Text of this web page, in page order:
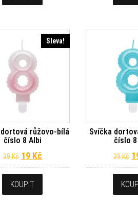
Kč.
Sleva!
růžovo-bílá
číslo 8 Albi
39Kč Původní cena byla: 39 Kč.
19 KčAktuální cena je: 19 Kč.
KOUPIT
Svíčka
číslo
39Kč